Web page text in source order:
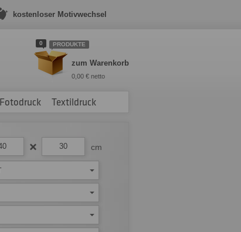
kostenloser Motivwechsel
0 PRODUKTE
zum Warenkorb
0,00 € netto
Fotodruck Textildruck
cm